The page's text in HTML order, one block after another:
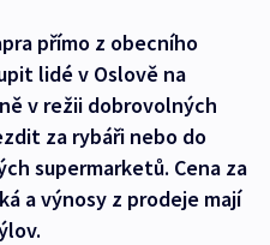
přímo z obecního
lidé v Oslově na
v režii dobrovolných
za rybáři nebo do
supermarketů. Cena za
a výnosy z prodeje mají